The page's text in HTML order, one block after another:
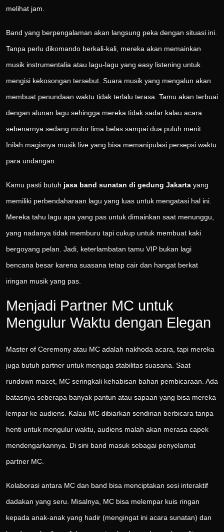
melihat jam.
Band yang berpengalaman akan langsung peka dengan situasi ini.
Tanpa perlu dikomando berkali-kali, mereka akan memainkan
musik instrumentalia atau lagu-lagu yang easy listening untuk
mengisi kekosongan tersebut. Suara musik yang mengalun akan
membuat penundaan waktu tidak terlalu terasa. Tamu akan terbuai
dengan alunan lagu sehingga mereka tidak sadar kalau acara
sebenarnya sedang molor lima belas sampai dua puluh menit.
Inilah magisnya musik live yang bisa memanipulasi persepsi waktu
para undangan.
Kamu pasti butuh jasa band sunatan di gedung Jakarta yang
memiliki perbendaharaan lagu yang luas untuk mengatasi hal ini.
Mereka tahu lagu apa yang pas untuk dimainkan saat menunggu,
yang nadanya tidak memburu tapi cukup untuk membuat kaki
bergoyang pelan. Jadi, keterlambatan tamu VIP bukan lagi
bencana besar karena suasana tetap cair dan hangat berkat
iringan musik yang pas.
Menjadi Partner MC untuk
Mengulur Waktu dengan Elegan
Master of Ceremony atau MC adalah nakhoda acara, tapi mereka
juga butuh partner untuk menjaga stabilitas suasana. Saat
rundown macet, MC seringkali kehabisan bahan pembicaraan. Ada
batasnya seberapa banyak pantun atau sapaan yang bisa mereka
lempar ke audiens. Kalau MC dibiarkan sendirian berbicara tanpa
henti untuk mengulur waktu, audiens malah akan merasa capek
mendengarkannya. Di sini band masuk sebagai penyelamat
partner MC.
Kolaborasi antara MC dan band bisa menciptakan sesi interaktif
dadakan yang seru. Misalnya, MC bisa melempar kuis ringan
kepada anak-anak yang hadir (mengingat ini acara sunatan) dan